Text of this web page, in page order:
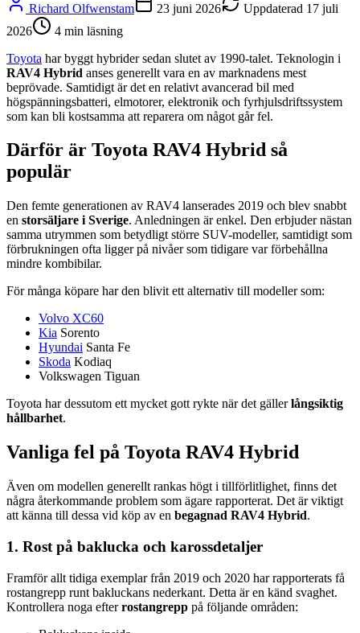
Richard Olfwenstam 23 juni 2026 Uppdaterad 17 juli
2026
4 min läsning
Toyota har byggt hybrider sedan slutet av 1990-talet. Teknologin i
RAV4 Hybrid anses generellt vara en av marknadens mest
beprövade. Samtidigt är det en relativt avancerad bil med
högspänningsbatteri, elmotorer, elektronik och fyrhjulsdriftssystem
som kan bli kostsamma att reparera om något går fel.
Därför är Toyota RAV4 Hybrid så
populär
Den femte generationen av RAV4 lanserades 2019 och blev snabbt
en storsäljare i Sverige. Anledningen är enkel. Den erbjuder nästan
samma utrymmen som betydligt större SUV-modeller, samtidigt som
förbrukningen ofta ligger på nivåer som tidigare var förbehållna
mindre kombibilar.
För många köpare har den blivit ett alternativ till modeller som:
Volvo XC60
Kia Sorento
Hyundai Santa Fe
Skoda Kodiaq
Volkswagen Tiguan
Toyota har dessutom ett mycket gott rykte när det gällerlångsiktig
hållbarhet.
Vanliga fel på Toyota RAV4 Hybrid
Även om modellen generellt rankas högt i tillförlitlighet, finns det
några återkommande problem som ägare rapporterat. Det är viktigt
att känna till dessa vid köp av en begagnad RAV4 Hybrid.
1. Rost på baklucka och karossdetaljer
Framför allt tidiga exemplar från 2019 och 2020 har rapporterats få
rostangrepp runt bakluckans nederkant. Detta är en känd svaghet.
Kontrollera noga efterrostangrepp på följande områden: